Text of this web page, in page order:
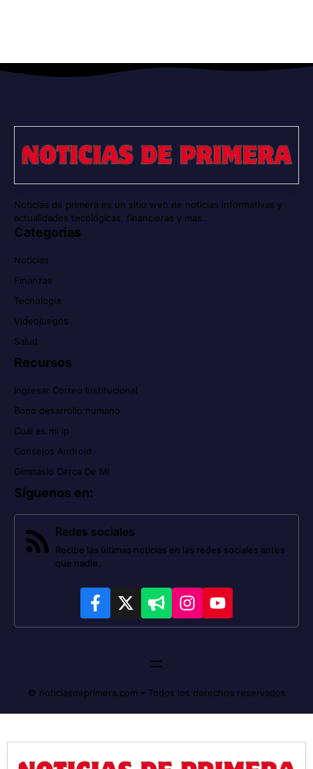
Noticias de primera es un sitio web de noticias informativas y
actualidades tecológicas, financieras y mas..
Categorias
Noticias
Finanzas
Tecnología
Videojuegos
Salud
Recursos
Ingresar Correo Institucional
Bono desarrollo humano
Cuál es mi ip
Consejos Android
Gimnasio Cerca De Mi
Síguenos en:
Redes sociales
Recibe las últimas noticias en las redes sociales antes
que nadie.
© noticiasdeprimera.com • Todos los derechos reservados